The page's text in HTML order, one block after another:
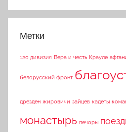
Метки
120 дивизия Вера и честь Крауле
белорусский фронт
дрезден жировичи зайцев кадеты
монастырь печоры